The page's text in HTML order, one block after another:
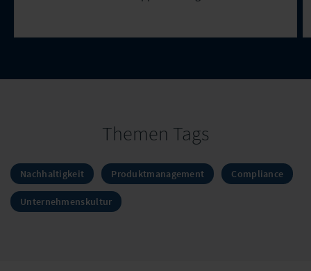
Themen Tags
Nachhaltigkeit Produktmanagement Compliance
Unternehmenskultur